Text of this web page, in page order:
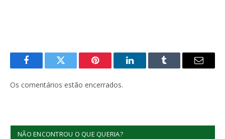
FacebookTwitter Pinterest LinkedInTumblr
E-
Os comentários estão encerrados.
NÃO ENCONTROU O QUE QUERIA?